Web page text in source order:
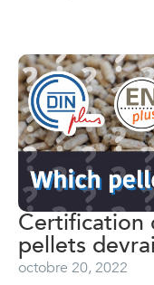
Certification
pellets
octobre 20, 2022